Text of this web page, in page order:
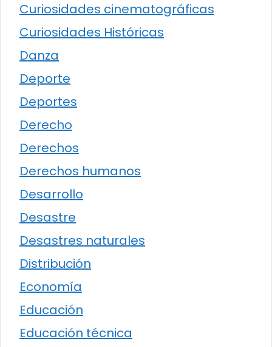
Curiosidades cinematográficas
Curiosidades Históricas
Danza
Deporte
Deportes
Derecho
Derechos
Derechos humanos
Desarrollo
Desastre
Desastres naturales
Distribución
Economía
Educación
Educación técnica